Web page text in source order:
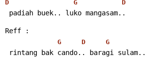
D G D
padiah buek.. luko mangasam..
Reff :
G D G
rintang bak cando.. baragi sulam..